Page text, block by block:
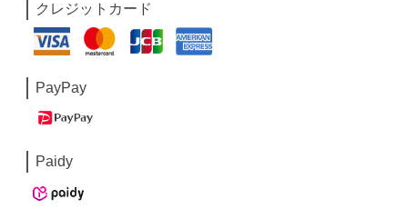
クレジットカード
PayPay
Paidy